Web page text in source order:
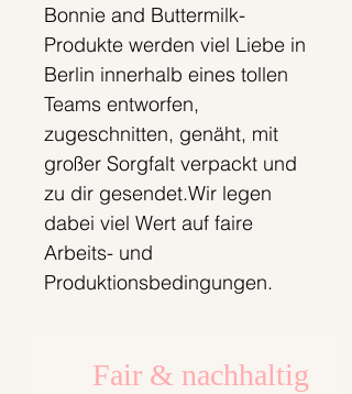
Bonnie and Buttermilk-
Produkte werden viel Liebe in
Berlin innerhalb eines tollen
Teams entworfen,
zugeschnitten, genäht, mit
großer Sorgfalt verpackt und
zu dir gesendet.Wir legen
dabei viel Wert auf faire
Arbeits- und
Produktionsbedingungen.
Fair & nachhaltig